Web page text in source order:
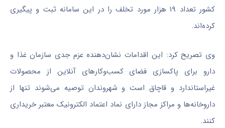
کشور تعداد ۱۹ هزار مورد تخلف را در این سامانه ثبت و پیگیری
کرده‌اند.
وی تصریح کرد: این اقدامات نشان‌دهنده عزم جدی سازمان غذا و
دارو برای پاکسازی فضای کسب‌وکارهای آنلاین از محصولات
غیراستاندارد و قاچاق است و شهروندان توصیه می‌شوند تنها از
داروخانه‌ها و مراکز مجاز دارای نماد اعتماد الکترونیک معتبر خریداری
کنند.